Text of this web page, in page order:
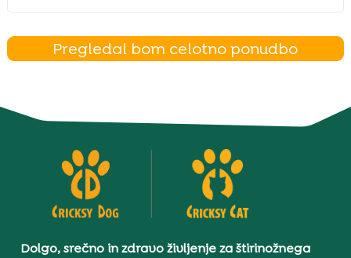
Pregledal bom celotno ponudbo
Dolgo, srečno in zdravo življenje za štirinožnega